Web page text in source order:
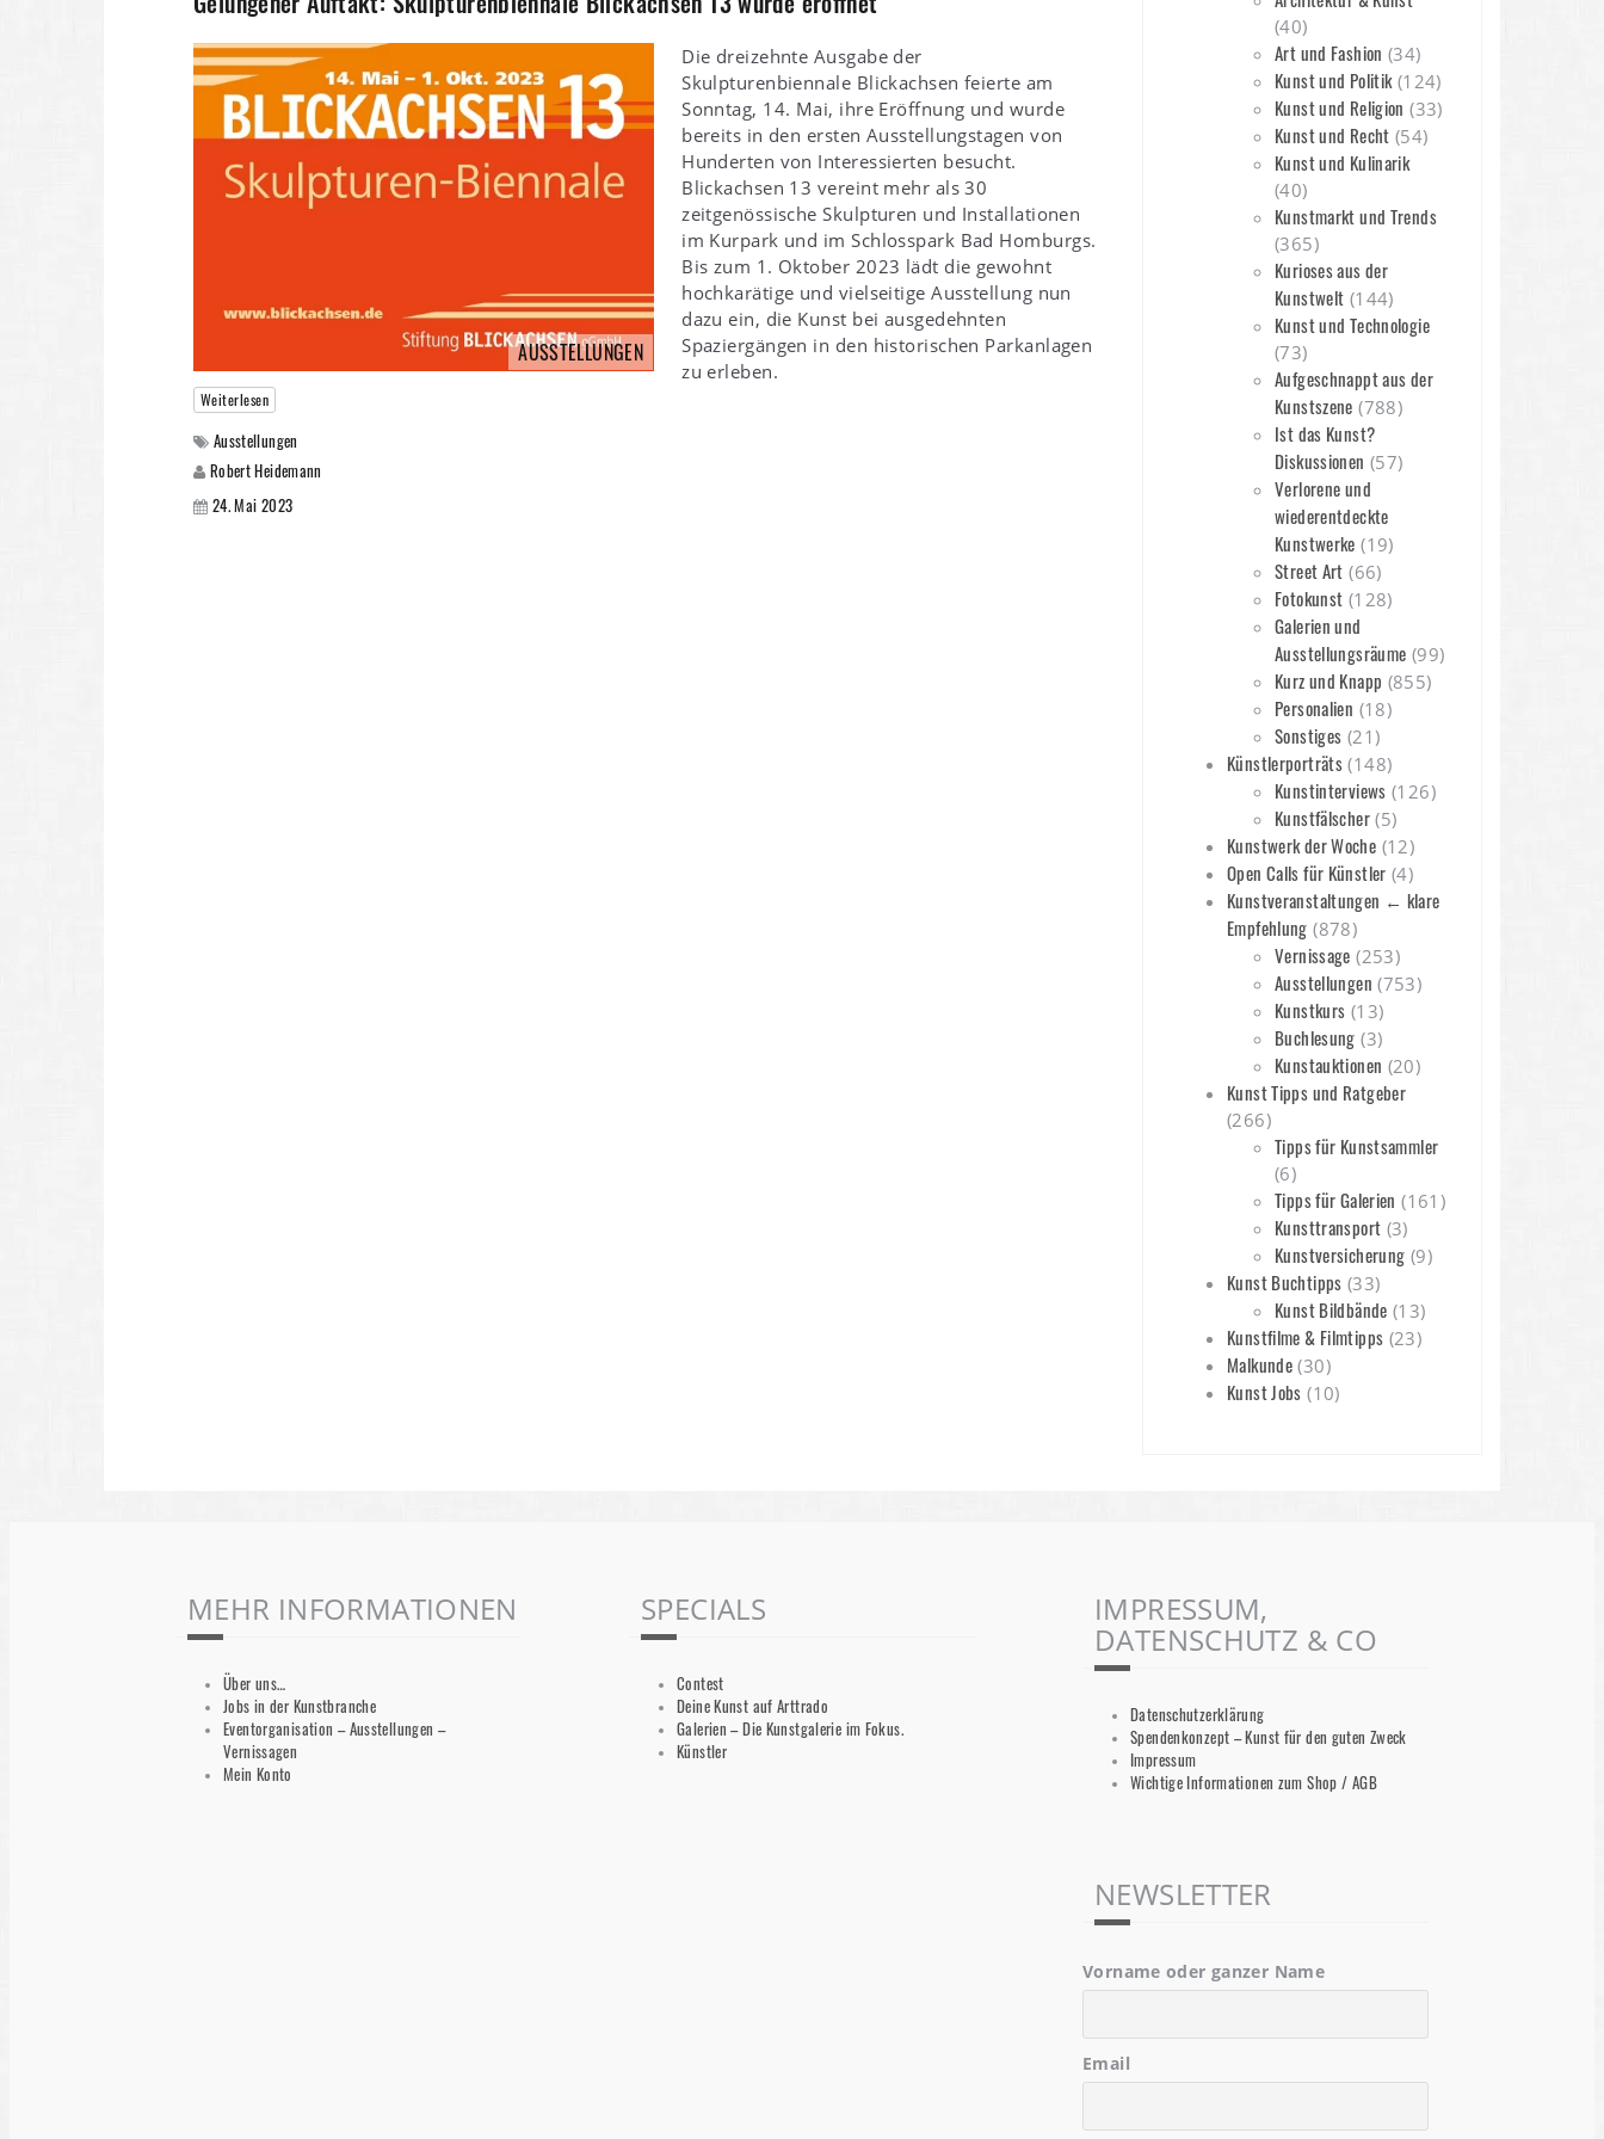
AUSSTELLUNGEN
Die dreizehnte Ausgabe der
Skulpturenbiennale Blickachsen feierte am
Sonntag, 14. Mai, ihre Eröffnung und wurde
bereits in den ersten Ausstellungstagen von
Hunderten von Interessierten besucht.
Blickachsen 13 vereint mehr als 30
zeitgenössische Skulpturen und Installationen
im Kurpark und im Schlosspark Bad Homburgs.
Bis zum 1. Oktober 2023 lädt die gewohnt
hochkarätige und vielseitige Ausstellung nun
dazu ein, die Kunst bei ausgedehnten
Spaziergängen in den historischen Parkanlagen
zu erleben.
Weiterlesen
Ausstellungen
Robert Heidemann
24. Mai 2023
(40)
Art und Fashion (34)
Kunst und Politik(124)
Kunst und Religion (33)
Kunst und Recht (54)
Kunst und Kulinarik
(40)
Kunstmarkt und Trends
(365)
Kurioses aus der
Kunstwelt (144)
Kunst und Technologie
(73)
Aufgeschnappt aus der
Kunstszene (788)
Ist das Kunst?
Diskussionen (57)
Verlorene und
wiederentdeckte
Kunstwerke (19)
Street Art (66)
Fotokunst (128)
Galerien und
Ausstellungsräume (99)
Kurz und Knapp (855)
Personalien (18)
Sonstiges (21)
Künstlerporträts (148)
Kunstinterviews (126)
Kunstfälscher(5)
Kunstwerk der Woche (12)
Open Calls für Künstler (4)
Kunstveranstaltungen ← klare
Empfehlung (878)
Vernissage (253)
Ausstellungen (753)
Kunstkurs (13)
Buchlesung (3)
Kunstauktionen (20)
Kunst Tipps und Ratgeber
(266)
Tipps für Kunstsammler
(6)
Tipps für Galerien (161)
Kunsttransport (3)
Kunstversicherung (9)
Kunst Buchtipps (33)
Kunst Bildbände (13)
Kunstfilme & Filmtipps (23)
Malkunde (30)
Kunst Jobs (10)
MEHR INFORMATIONEN
Über uns…
Jobs in der Kunstbranche
Eventorganisation – Ausstellungen –
Vernissagen
Mein Konto
SPECIALS
Contest
Deine Kunst auf Arttrado
Galerien – Die Kunstgalerie im Fokus.
Künstler
IMPRESSUM,
DATENSCHUTZ & CO
Datenschutzerklärung
Spendenkonzept – Kunst für den guten Zweck
Impressum
Wichtige Informationen zum Shop / AGB
NEWSLETTER
Vorname oder ganzer Name
Email